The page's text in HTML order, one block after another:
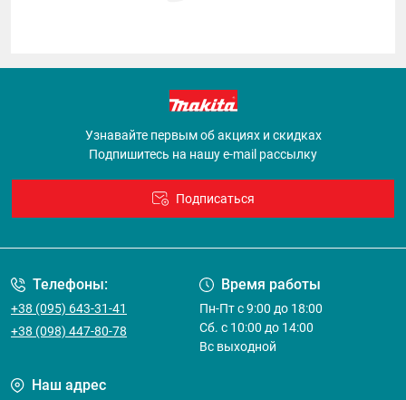
Узнавайте первым об акциях и скидках
Подпишитесь на нашу e-mail рассылку
Подписаться
Телефоны:
+38 (095) 643-31-41
+38 (098) 447-80-78
Время работы
Пн-Пт с 9:00 до 18:00
Сб. с 10:00 до 14:00
Вс выходной
Наш адрес